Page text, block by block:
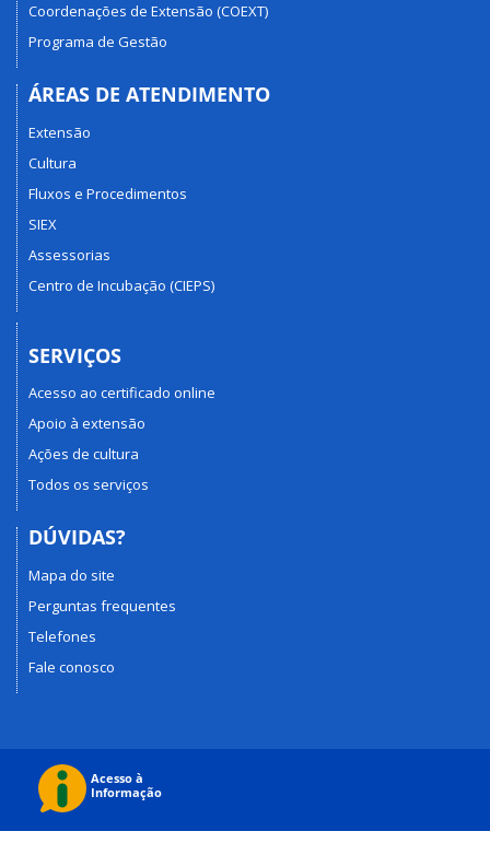
Coordenações de Extensão (COEXT)
Programa de Gestão
ÁREAS DE ATENDIMENTO
Extensão
Cultura
Fluxos e Procedimentos
SIEX
Assessorias
Centro de Incubação (CIEPS)
SERVIÇOS
Acesso ao certificado online
Apoio à extensão
Ações de cultura
Todos os serviços
DÚVIDAS?
Mapa do site
Perguntas frequentes
Telefones
Fale conosco